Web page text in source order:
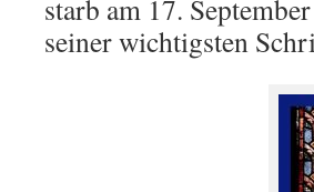
starb am 17.
seiner wichtigsten